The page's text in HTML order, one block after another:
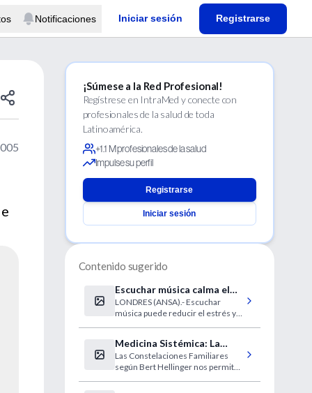
Notificaciones Iniciar sesión Registrarse
¡Súmese a la Red Profesional!
Regístrese en IntraMed y conecte con
profesionales de la salud de toda
Latinoamérica.
+1.1 M profesionales de la salud
Impulse su perfil
Registrarse
Iniciar sesión
Contenido sugerido
Escuchar música calma el
dolor agudo
LONDRES (ANSA).- Escuchar
música puede reducir el estrés y
británicos publicado en Gran
Bretaña.
Medicina Sistémica: La
Constelación Familiar en la
práctica médica.
Las Constelaciones Familiares
según Bert Hellinger nos permiten